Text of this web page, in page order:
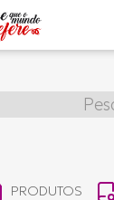
PRODUTOS